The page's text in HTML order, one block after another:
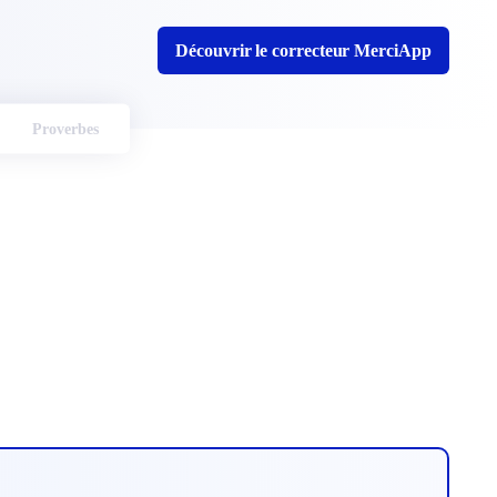
Découvrir le correcteur MerciApp
Proverbes